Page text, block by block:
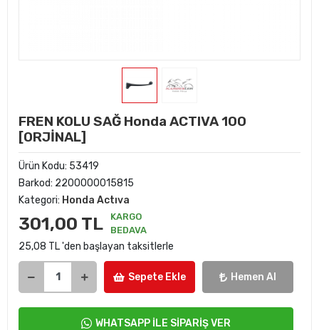
FREN KOLU SAĞ Honda ACTIVA 100
[ORJİNAL]
Ürün Kodu: 53419
Barkod: 2200000015815
Kategori: Honda Actıva
301,00 TL
KARGO
BEDAVA
25,08 TL 'den başlayan taksitlerle
Sepete Ekle Hemen Al
WHATSAPP İLE SİPARİŞ VER